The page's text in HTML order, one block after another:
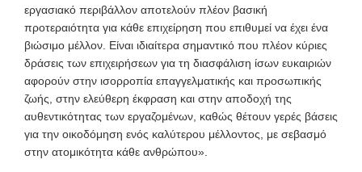
εργασιακό περιβάλλον αποτελούν πλέον βασική
προτεραιότητα για κάθε επιχείρηση που επιθυμεί να έχει ένα
βιώσιμο μέλλον. Είναι ιδιαίτερα σημαντικό που πλέον κύριες
δράσεις των επιχειρήσεων για τη διασφάλιση ίσων ευκαιριών
αφορούν στην ισορροπία επαγγελματικής και προσωπικής
ζωής, στην ελεύθερη έκφραση και στην αποδοχή της
αυθεντικότητας των εργαζομένων, καθώς θέτουν γερές βάσεις
για την οικοδόμηση ενός καλύτερου μέλλοντος, με σεβασμό
στην ατομικότητα κάθε ανθρώπου».